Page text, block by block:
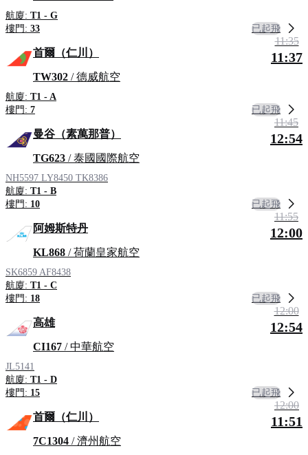
航廈: T1 - G
樓門: 33 已起飛
首爾（仁川）
TW302 / 德威航空
航廈: T1 - A
樓門: 7
11:35
11:37
已起飛
曼谷（素萬那普）
TG623 / 泰國國際航空
NH5597 LY8450 TK8386
航廈: T1 - B
樓門: 10
11:45
12:54
已起飛
阿姆斯特丹
KL868 / 荷蘭皇家航空
SK6859 AF8438
航廈: T1 - C
樓門: 18
11:55
12:00
已起飛
高雄
CI167 / 中華航空
JL5141
航廈: T1 - D
樓門: 15
12:00
12:54
已起飛
首爾（仁川）
7C1304 / 濟州航空
12:00
11:51